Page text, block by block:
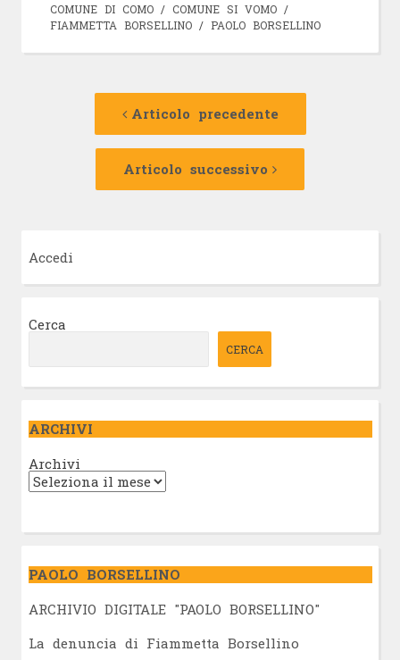
COMUNE DI COMO/ COMUNE SI VOMO/
FIAMMETTA BORSELLINO/ PAOLO BORSELLINO
Navigazione
Articolo precedente
Articolo
Articolo successivo
Articolo
Accedi
Cerca
CERCA
ARCHIVI
Archivi
PAOLO BORSELLINO
ARCHIVIO DIGITALE "PAOLO BORSELLINO"
La denuncia di Fiammetta Borsellino